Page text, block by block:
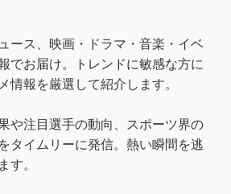
ース、映画・ドラマ・音楽・イベ
でお届け。トレンドに敏感な方に
情報を厳選して紹介します。
や注目選手の動向、スポーツ界の
タイムリーに発信。熱い瞬間を逃
す。